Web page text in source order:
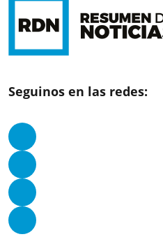
Seguinos en las redes: